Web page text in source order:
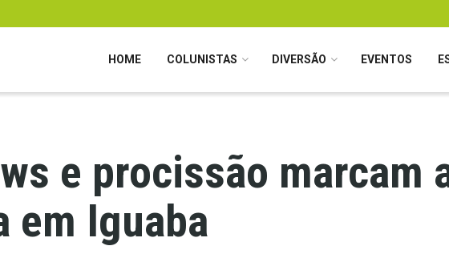
HOME COLUNISTAS DIVERSÃO EVENTOS
e procissão marcam
em Iguaba